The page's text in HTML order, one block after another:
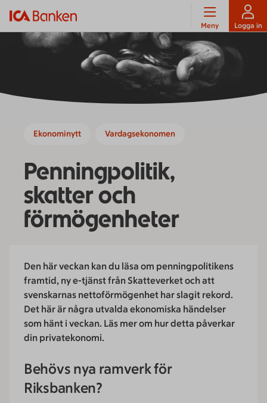
Meny Logga in
Ekonominytt Vardagsekonomen
Penningpolitik,
skatter och
förmögenheter
Den här veckan kan du läsa om penningpolitikens
framtid, ny e-tjänst från Skatteverket och att
svenskarnas nettoförmögenhet har slagit rekord.
Det här är några utvalda ekonomiska händelser
som hänt i veckan. Läs mer om hur detta påverkar
din privatekonomi.
Behövs nya ramverk för
Riksbanken?